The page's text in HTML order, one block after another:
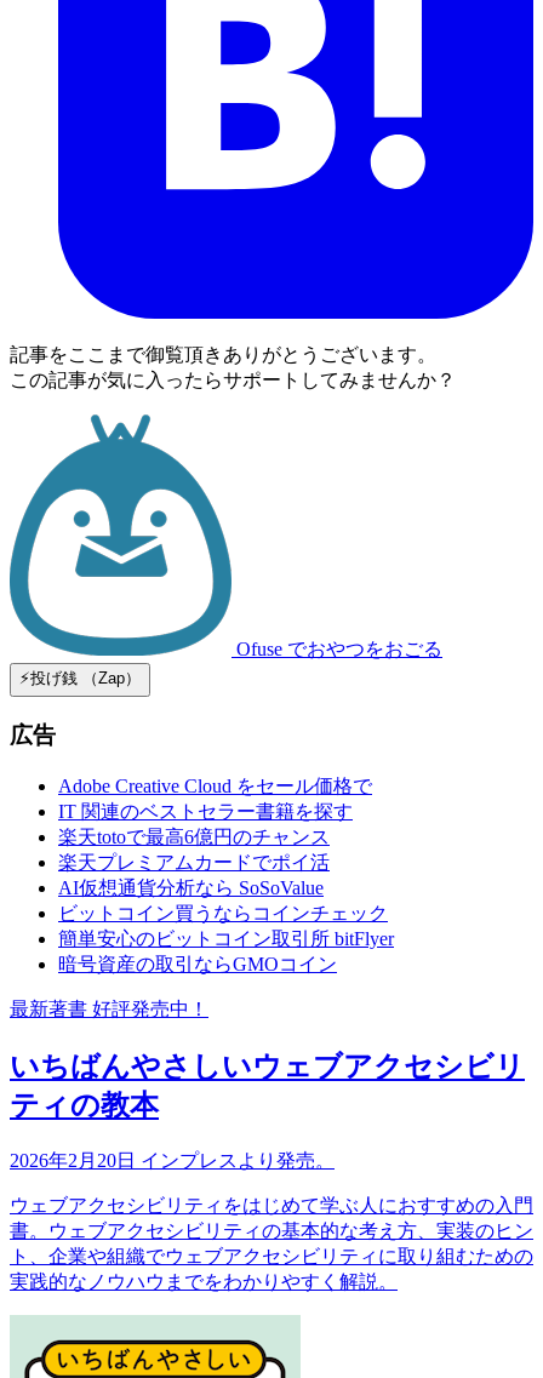
記事をここまで御覧頂きありがとうございます。
この記事が気に入ったらサポートしてみませんか？
Ofuse でおやつをおごる
⚡️投げ銭 （Zap）
広告
Adobe Creative Cloud をセール価格で
IT 関連のベストセラー書籍を探す
楽天totoで最高6億円のチャンス
楽天プレミアムカードでポイ活
AI仮想通貨分析なら SoSoValue
ビットコイン買うならコインチェック
簡単安心のビットコイン取引所 bitFlyer
暗号資産の取引ならGMOコイン
最新著書 好評発売中！
いちばんやさしいウェブアクセシビリ
ティの教本
2026年2月20日 インプレスより発売。
ウェブアクセシビリティをはじめて学ぶ人におすすめの入門
書。ウェブアクセシビリティの基本的な考え方、実装のヒン
ト、企業や組織でウェブアクセシビリティに取り組むための
実践的なノウハウまでをわかりやすく解説。